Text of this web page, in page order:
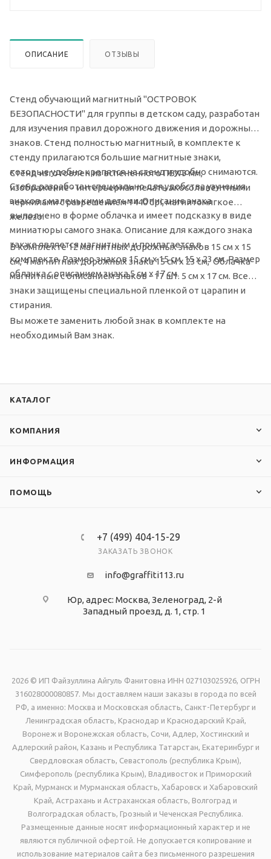
ОПИСАНИЕ ОТЗЫВЫ
Стенд обучающий магнитный "ОСТРОВОК
БЕЗОПАСНОСТИ" для группы в детском саду, разработан
для изучения правил дорожного движения и дорожных
знаков. Стенд полностью магнитный, в комплекте к
стенду прилагаются большие магнитные знаки,
которые удобно крепятся на стенд и удобно снимаются.
Стенд разработан специально для удобства узучения
знаков с маленькими детьми. Описание знака
выполнено в форме облачка и имеет подсказку в виде
миниатюры самого знака. Описание для каждого знака
также является магнитным и прилагается в
комплекте. Размер знаков 15 см х 15 см, 15 х 23 см. Размер
облачка с описанием знака 5 см х 17 см.
Стенд изготовлен из вспененного ПВХ 3 мм,
изображение - интерьерная печать экосольвентными
чернилами с разрешением 1440 dpi, магнитомягкое
железо.
В комплекте 12 магнитных дорожных знаков 15 см х 15
см, 4 магнитных дорожных знака 15 см х 23 см, Облачка
магнитные с описанием знаков - 17 шт. 5 см х 17 см. Все
знаки защищены специальной пленкой от царапин и
стирания.
Вы можете заменить любой знак в комплекте на
необходимый Вам знак.
КАТАЛОГ
КОМПАНИЯ
ИНФОРМАЦИЯ
ПОМОЩЬ
+7 (499) 404-15-29
ЗАКАЗАТЬ ЗВОНОК
info@graffiti113.ru
Юр, адрес: Москва, Зеленоград, 2-й
Западный проезд, д. 1, стр. 1
2026 © ИП Файзуллина Айгуль Фанитовна ИНН 027103025926, ОГРН
316028000080857. Мы доставляем наши заказы в города по всей
РФ, а именно: Москва и Московская область, Санкт-Петербург и
Ленинградская область, Краснодар и Краснодарский Край,
Воронеж и Воронежская область, Сочи, Адлер, Хостинский и
Адлерский район, Казань и Республика Татарстан, Екатеринбург и
Свердловская область, Севастополь (республика Крым),
Симферополь (республика Крым), Владивосток и Приморский
Край, Мурманск и Мурманская область, Хабаровск и Хабаровский
Край, Астрахань и Астраханская область, Волгоград и
Волгоградская область, Грозный и Чеченская Республика.
Размещенные данные носят информационный характер и не
являются публичной офертой. Не допускается копирование и
использование материалов сайта без письменного разрешения